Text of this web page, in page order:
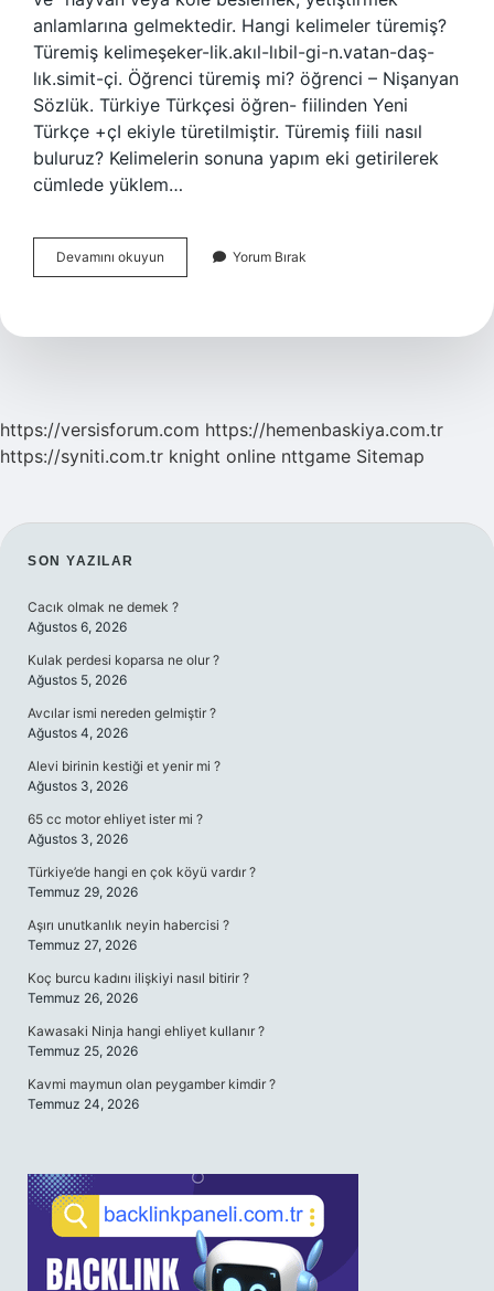
anlamlarına gelmektedir. Hangi kelimeler türemiş?
Türemiş kelimeşeker-lik.akıl-lıbil-gi-n.vatan-daş-
lık.simit-çi. Öğrenci türemiş mi? öğrenci – Nişanyan
Sözlük. Türkiye Türkçesi öğren- fiilinden Yeni
Türkçe +çI ekiyle türetilmiştir. Türemiş fiili nasıl
buluruz? Kelimelerin sonuna yapım eki getirilerek
cümlede yüklem…
Devamını okuyun
Kelimesi
Yorum Bırak
https://versisforum.com https://hemenbaskiya.com.tr
https://syniti.com.tr knight online nttgame Sitemap
SIDEBAR
SON YAZILAR
Cacık olmak ne demek ?
Ağustos 6, 2026
Kulak perdesi koparsa ne olur ?
Ağustos 5, 2026
Avcılar ismi nereden gelmiştir ?
Ağustos 4, 2026
Alevi birinin kestiği et yenir mi ?
Ağustos 3, 2026
65 cc motor ehliyet ister mi ?
Ağustos 3, 2026
Türkiye’de hangi en çok köyü vardır ?
Temmuz 29, 2026
Aşırı unutkanlık neyin habercisi ?
Temmuz 27, 2026
Koç burcu kadını ilişkiyi nasıl bitirir ?
Temmuz 26, 2026
Kawasaki Ninja hangi ehliyet kullanır ?
Temmuz 25, 2026
Kavmi maymun olan peygamber kimdir ?
Temmuz 24, 2026